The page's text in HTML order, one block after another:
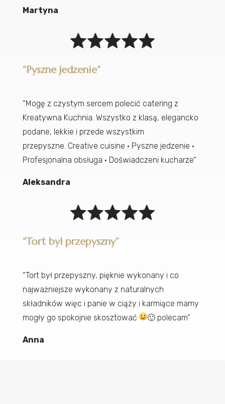
Martyna
“Pyszne jedzenie“
“Mogę z czystym sercem polecić catering z
Kreatywna Kuchnia. Wszystko z klasą, elegancko
podane, lekkie i przede wszystkim
przepyszne. Creative cuisine · Pyszne jedzenie ·
Profesjonalna obsługa · Doświadczeni kucharze“
Aleksandra
“Tort był przepyszny”
“Tort był przepyszny, pięknie wykonany i co
najważniejsze wykonany z naturalnych
składników więc i panie w ciąży i karmiące mamy
mogły go spokojnie skosztować
🙂polecam”
Anna